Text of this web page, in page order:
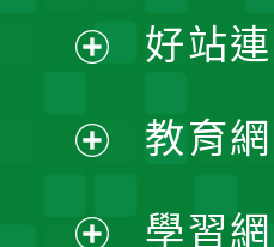
開
選
單
開
選
好站
教育
學習